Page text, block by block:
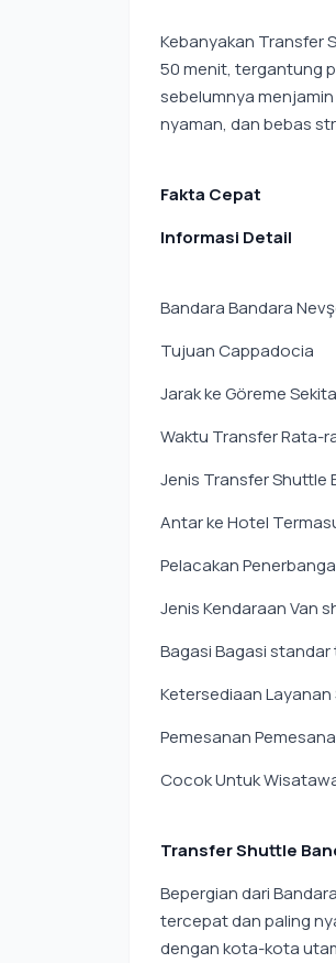
Kebanyakan Transfer
50 menit, tergantung
sebelumnya
nyaman, dan bebas
Fakta Cepat
Informasi Detail
Bandara Bandara
Tujuan Cappadocia
Jarak ke Göreme
Waktu Transfer Rata-
Jenis Transfer Shuttle
Antar ke Hotel
Pelacakan
Jenis Kendaraan Van
Bagasi Bagasi
Ketersediaan
Pemesanan
Cocok Untuk
Transfer Shuttle
Bepergian dari
tercepat dan paling
dengan kota-kota